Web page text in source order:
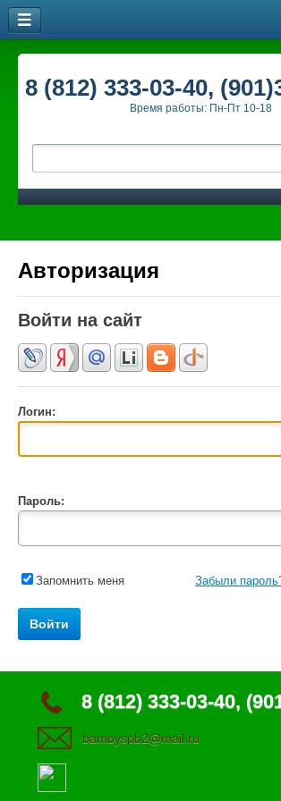
8 (812) 333-03-40,
Время работы: Пн-Пт 10-18
Авторизация
Войти на сайт
Логин:
Пароль:
Запомнить меня Забыли
8 (812) 333-03-40,
bambyspb2@mail.ru